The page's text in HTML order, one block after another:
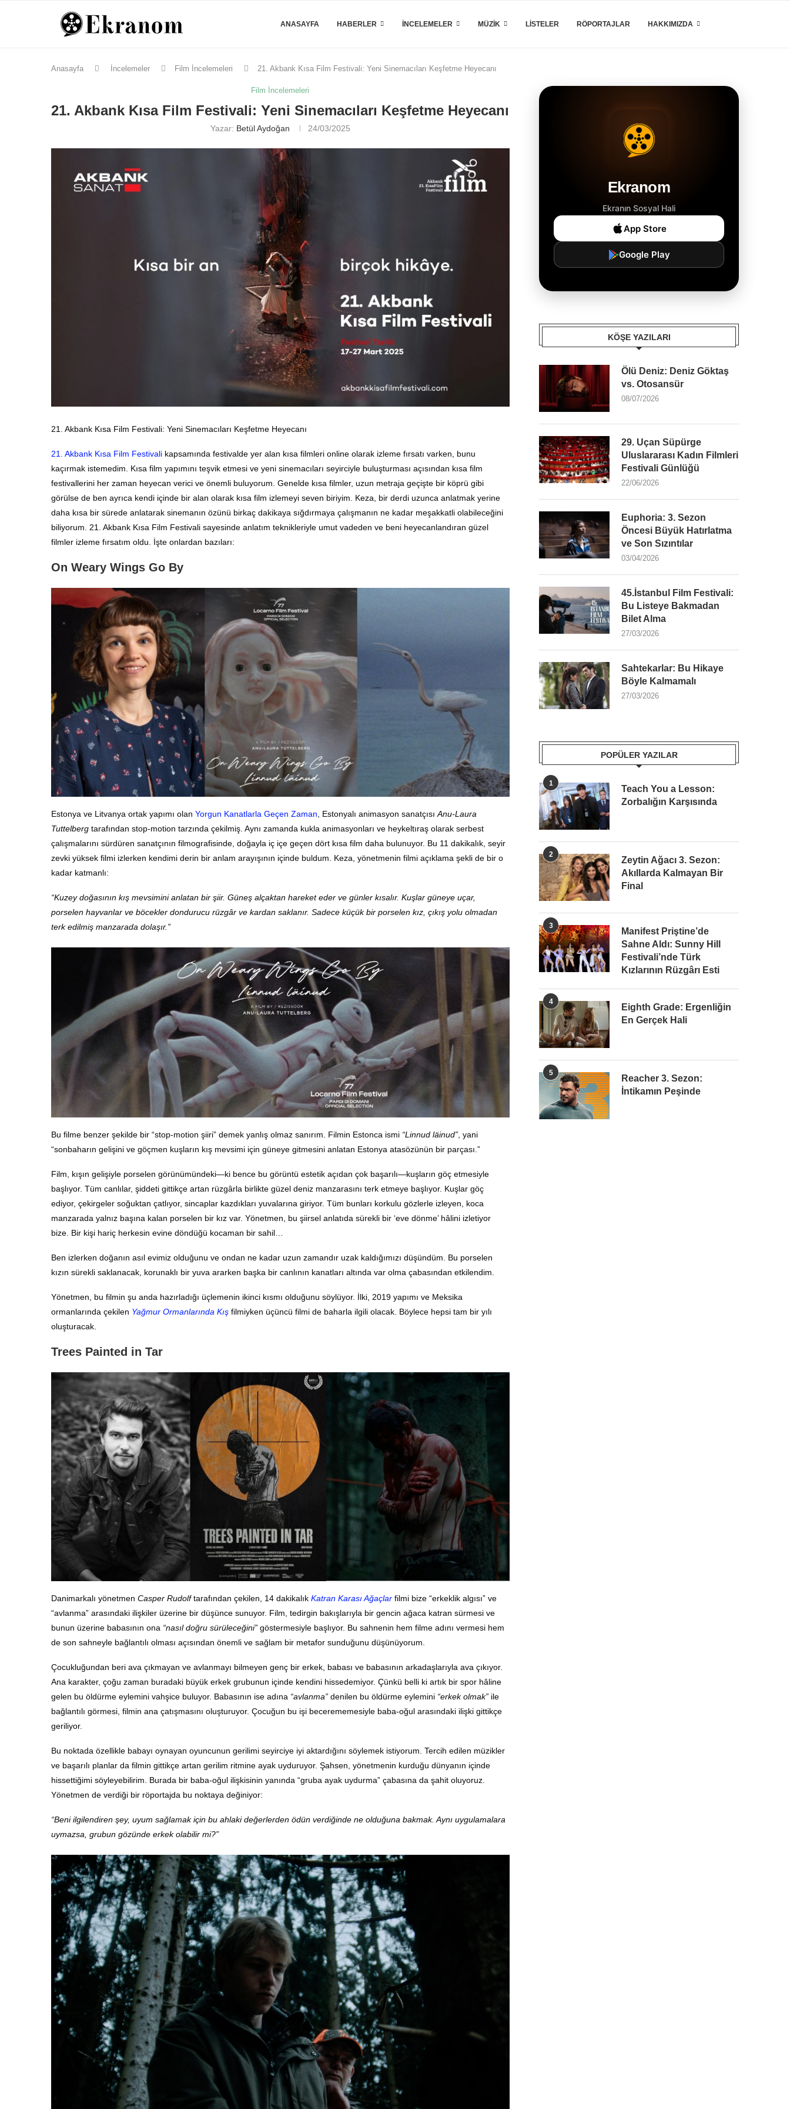
ANASAYFA HABERLER İNCELEMELER MÜZIK LISTELER RÖPORTAJLAR HAKKIMIZDA
Anasayfa İncelemeler Film İncelemeleri 21. Akbank Kısa Film Festivali: Yeni Sinemacıları Keşfetme Heyecanı
Film İncelemeleri
21. Akbank Kısa Film Festivali: Yeni Sinemacıları Keşfetme Heyecanı
Yazar: Betül Aydoğan 24/03/2025
21. Akbank Kısa Film Festivali: Yeni Sinemacıları Keşfetme Heyecanı
21. Akbank Kısa Film Festivali kapsamında festivalde yer alan kısa filmleri online olarak izleme fırsatı varken, bunu
kaçırmak istemedim. Kısa film yapımını teşvik etmesi ve yeni sinemacıları seyirciyle buluşturması açısından kısa film
festivallerini her zaman heyecan verici ve önemli buluyorum. Genelde kısa filmler, uzun metraja geçişte bir köprü gibi
görülse de ben ayrıca kendi içinde bir alan olarak kısa film izlemeyi seven biriyim. Keza, bir derdi uzunca anlatmak yerine
daha kısa bir sürede anlatarak sinemanın özünü birkaç dakikaya sığdırmaya çalışmanın ne kadar meşakkatli olabileceğini
biliyorum. 21. Akbank Kısa Film Festivali sayesinde anlatım teknikleriyle umut vadeden ve beni heyecanlandıran güzel
filmler izleme fırsatım oldu. İşte onlardan bazıları:
On Weary Wings Go By
Estonya ve Litvanya ortak yapımı olan Yorgun Kanatlarla Geçen Zaman , Estonyalı animasyon sanatçısı Anu-Laura
Tuttelberg tarafından stop-motion tarzında çekilmiş. Aynı zamanda kukla animasyonları ve heykeltıraş olarak serbest
çalışmalarını sürdüren sanatçının filmografisinde, doğayla iç içe geçen dört kısa film daha bulunuyor. Bu 11 dakikalık, seyir
zevki yüksek filmi izlerken kendimi derin bir anlam arayışının içinde buldum. Keza, yönetmenin filmi açıklama şekli de bir o
kadar katmanlı:
“Kuzey doğasının kış mevsimini anlatan bir şiir. Güneş alçaktan hareket eder ve günler kısalır. Kuşlar güneye uçar,
porselen hayvanlar ve böcekler dondurucu rüzgâr ve kardan saklanır. Sadece küçük bir porselen kız, çıkış yolu olmadan
terk edilmiş manzarada dolaşır.”
Bu filme benzer şekilde bir “stop-motion şiiri” demek yanlış olmaz sanırım. Filmin Estonca ismi “Linnud läinud” , yani
“sonbaharın gelişini ve göçmen kuşların kış mevsimi için güneye gitmesini anlatan Estonya atasözünün bir parçası.”
Film, kışın gelişiyle porselen görünümündeki—ki bence bu görüntü estetik açıdan çok başarılı—kuşların göç etmesiyle
başlıyor. Tüm canlılar, şiddeti gittikçe artan rüzgârla birlikte güzel deniz manzarasını terk etmeye başlıyor. Kuşlar göç
ediyor, çekirgeler soğuktan çatlıyor, sincaplar kazdıkları yuvalarına giriyor. Tüm bunları korkulu gözlerle izleyen, koca
manzarada yalnız başına kalan porselen bir kız var. Yönetmen, bu şiirsel anlatıda sürekli bir ‘eve dönme’ hâlini izletiyor
bize. Bir kişi hariç herkesin evine döndüğü kocaman bir sahil…
Ben izlerken doğanın asıl evimiz olduğunu ve ondan ne kadar uzun zamandır uzak kaldığımızı düşündüm. Bu porselen
kızın sürekli saklanacak, korunaklı bir yuva ararken başka bir canlının kanatları altında var olma çabasından etkilendim.
Yönetmen, bu filmin şu anda hazırladığı üçlemenin ikinci kısmı olduğunu söylüyor. İlki, 2019 yapımı ve Meksika
ormanlarında çekilen Yağmur Ormanlarında Kış filmiyken üçüncü filmi de baharla ilgili olacak. Böylece hepsi tam bir yılı
oluşturacak.
Trees Painted in Tar
Danimarkalı yönetmen Casper Rudolftarafından çekilen, 14 dakikalık Katran Karası Ağaçlar filmi bize “erkeklik algısı” ve
“avlanma” arasındaki ilişkiler üzerine bir düşünce sunuyor. Film, tedirgin bakışlarıyla bir gencin ağaca katran sürmesi ve
bunun üzerine babasının ona “nasıl doğru sürüleceğini” göstermesiyle başlıyor. Bu sahnenin hem filme adını vermesi hem
de son sahneyle bağlantılı olması açısından önemli ve sağlam bir metafor sunduğunu düşünüyorum.
Çocukluğundan beri ava çıkmayan ve avlanmayı bilmeyen genç bir erkek, babası ve babasının arkadaşlarıyla ava çıkıyor.
Ana karakter, çoğu zaman buradaki büyük erkek grubunun içinde kendini hissedemiyor. Çünkü belli ki artık bir spor hâline
gelen bu öldürme eylemini vahşice buluyor. Babasının ise adına “avlanma” denilen bu öldürme eylemini “erkek olmak” ile
bağlantılı görmesi, filmin ana çatışmasını oluşturuyor. Çocuğun bu işi becerememesiyle baba-oğul arasındaki ilişki gittikçe
geriliyor.
Bu noktada özellikle babayı oynayan oyuncunun gerilimi seyirciye iyi aktardığını söylemek istiyorum. Tercih edilen müzikler
ve başarılı planlar da filmin gittikçe artan gerilim ritmine ayak uyduruyor. Şahsen, yönetmenin kurduğu dünyanın içinde
hissettiğimi söyleyebilirim. Burada bir baba-oğul ilişkisinin yanında “gruba ayak uydurma” çabasına da şahit oluyoruz.
Yönetmen de verdiği bir röportajda bu noktaya değiniyor:
“Beni ilgilendiren şey, uyum sağlamak için bu ahlaki değerlerden ödün verdiğinde ne olduğuna bakmak. Aynı uygulamalara
uymazsa, grubun gözünde erkek olabilir mi?”
Ekranom
Ekranın Sosyal Hali
App Store
Google Play
KÖŞE YAZILARI
Ölü Deniz: Deniz Göktaş
vs. Otosansür
08/07/2026
29. Uçan Süpürge
Uluslararası Kadın Filmleri
Festivali Günlüğü
22/06/2026
Euphoria: 3. Sezon
Öncesi Büyük Hatırlatma
ve Son Sızıntılar
03/04/2026
45.İstanbul Film Festivali:
Bu Listeye Bakmadan
Bilet Alma
27/03/2026
Sahtekarlar: Bu Hikaye
Böyle Kalmamalı
27/03/2026
POPÜLER YAZILAR
1
Teach You a Lesson:
Zorbalığın Karşısında
2
Zeytin Ağacı 3. Sezon:
Akıllarda Kalmayan Bir
Final
3
Manifest Priştine’de
Sahne Aldı: Sunny Hill
Festivali’nde Türk
Kızlarının Rüzgârı Esti
4
Eighth Grade: Ergenliğin
En Gerçek Hali
5
Reacher 3. Sezon:
İntikamın Peşinde